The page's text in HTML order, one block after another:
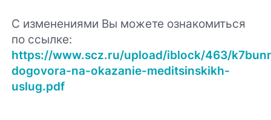
С изменениями Вы можете ознакомиться
по ссылке:
https://www.scz.ru/upload/iblock/463/
dogovora-na-okazanie-meditsinskikh-
uslug.pdf